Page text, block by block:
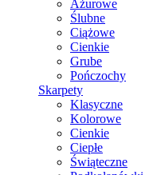
Ażurowe
Ślubne
Ciążowe
Cienkie
Grube
Pończochy
Skarpety
Klasyczne
Kolorowe
Cienkie
Ciepłe
Świąteczne